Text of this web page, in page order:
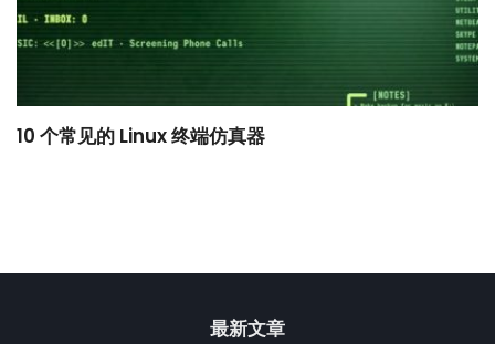
10 个常见的 Linux 终端仿真器
最新文章